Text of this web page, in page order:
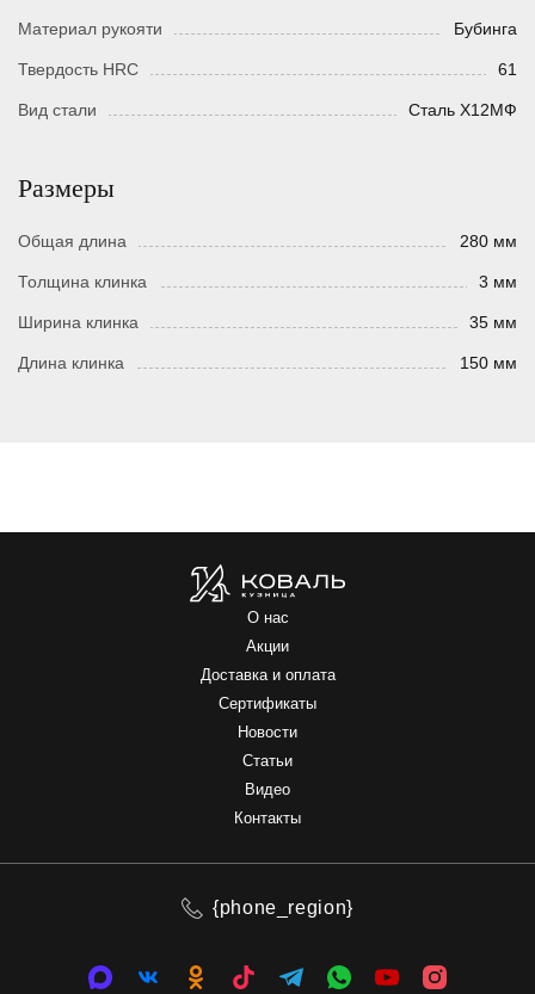
Материал рукояти Бубинга
Твердость HRC 61
Вид стали Сталь Х12МФ
Размеры
Общая длина 280 мм
Толщина клинка 3 мм
Ширина клинка 35 мм
Длина клинка 150 мм
О нас
Акции
Доставка и оплата
Сертификаты
Новости
Статьи
Видео
Контакты
{phone_region}